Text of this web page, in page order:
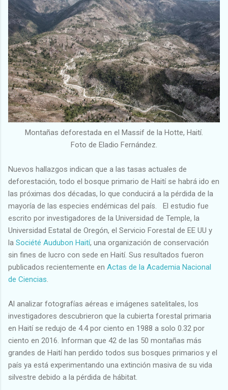
Montañas deforestada en el Massif de la Hotte, Haití.
Foto de Eladio Fernández.
Nuevos hallazgos indican que a las tasas actuales de
deforestación, todo el bosque primario de Haití se habrá ido en
las próximas dos décadas, lo que conducirá a la pérdida de la
mayoría de las especies endémicas del país. El estudio fue
escrito por investigadores de la Universidad de Temple, la
Universidad Estatal de Oregón, el Servicio Forestal de EE UU y
la Société Audubon Haití, una organización de conservación
sin fines de lucro con sede en Haití. Sus resultados fueron
publicados recientemente en Actas de la Academia Nacional
de Ciencias
Al analizar fotografías aéreas e imágenes satelitales, los
investigadores descubrieron que la cubierta forestal primaria
en Haití se redujo de 4.4 por ciento en 1988 a solo 0.32 por
ciento en 2016. Informan que 42 de las 50 montañas más
grandes de Haití han perdido todos sus bosques primarios y el
país ya está experimentando una extinción masiva de su vida
silvestre debido a la pérdida de hábitat.